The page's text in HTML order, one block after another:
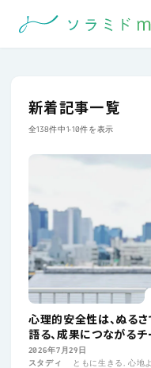
新着記事一覧
全138件中1-10件を表示
心理的安全性は、ぬるさ
語る、成果につながる
2026年7月29日
スタディ
ともに生きる, 心地